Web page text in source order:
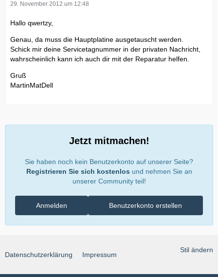
29. November 2012 um 12:48
Hallo qwertzy,
Genau, da muss die Hauptplatine ausgetauscht werden.
Schick mir deine Servicetagnummer in der privaten Nachricht,
wahrscheinlich kann ich auch dir mit der Reparatur helfen.
Gruß
MartinMatDell
Jetzt mitmachen!
Sie haben noch kein Benutzerkonto auf unserer Seite?
Registrieren Sie sich kostenlos und nehmen Sie an
unserer Community teil!
Benutzerkonto erstellen
Anmelden
Stil ändern
Datenschutzerklärung Impressum